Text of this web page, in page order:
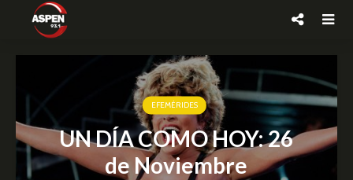
EFEMÉRIDES
UN DÍA COMO HOY: 26
de Noviembre